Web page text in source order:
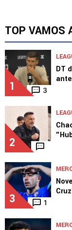
TOP VAMOS
1 3
DT
2
3 1